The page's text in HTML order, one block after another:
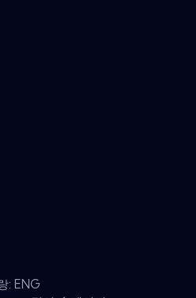
: ENG